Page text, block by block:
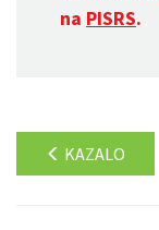
na PISRS.
KAZALO